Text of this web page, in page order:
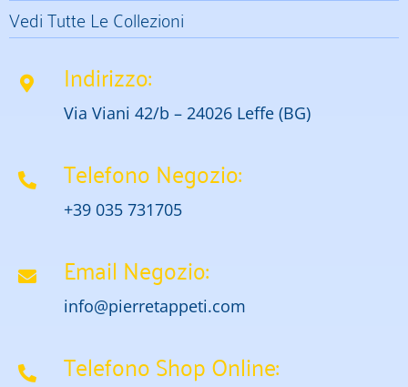
Vedi Tutte Le Collezioni
Indirizzo:
Via Viani 42/b – 24026 Leffe (BG)
Telefono Negozio:
+39 035 731705
Email Negozio:
info@pierretappeti.com
Telefono Shop Online: